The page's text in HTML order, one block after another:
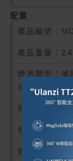
配置
產品編號 :
產品重量：
燈泡類型：
照射距離：
發光顏色：
筒身材質：鋁